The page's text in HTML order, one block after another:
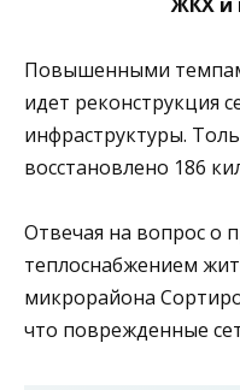
Повышенными
идет реконструкция
инфраструктуры.
восстановлено 186
Отвечая на вопрос о
теплоснабжением
микрорайона
что поврежденные